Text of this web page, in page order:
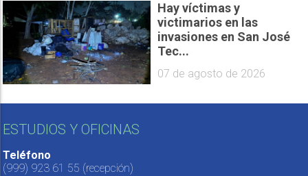
Hay víctimas y
victimarios en las
invasiones en San José
Tec...
07 de agosto de 2026
ESTUDIOS Y OFICINAS
Teléfono
(999) 923 61 55 (recepción)